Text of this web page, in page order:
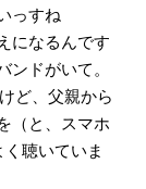
っすね
になるんです
ドがいて。
ど、父親から
（と、スマホ
聴いていま